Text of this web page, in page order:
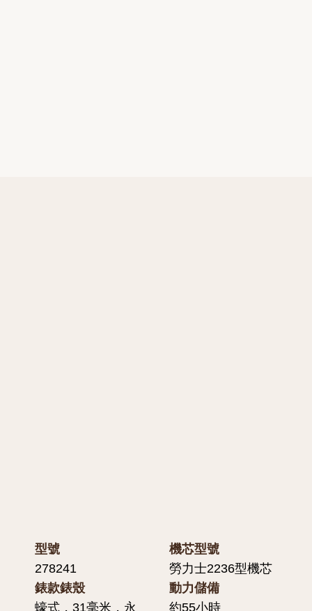
型號
278241
錶款錶殼
蠔式，31毫米，永
機芯型號
勞力士2236型機芯
動力儲備
約55小時